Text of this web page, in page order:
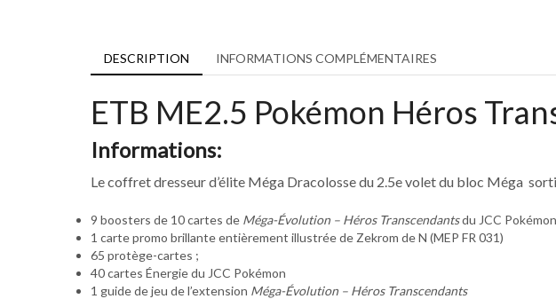
DESCRIPTION INFORMATIONS COMPLÉMENTAIRES
ETB ME2.5 Pokémon Héros
Informations:
Le coffret dresseur d’élite Méga Dracolosse du 2.5e volet du bloc Méga
9 boosters de 10 cartes de Méga-Évolution – Héros Transcendantsdu JCC Pokémon
1 carte promo brillante entièrement illustrée de Zekrom de N (MEP FR 031)
65 protège-cartes ;
40 cartes Énergie du JCC Pokémon
1 guide de jeu de l’extension Méga-Évolution – Héros Transcendants